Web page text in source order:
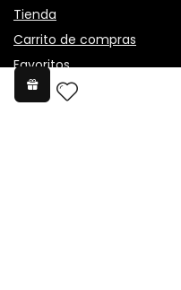
Tienda
Carrito de compras
Favoritos
Preguntas Frecuentes